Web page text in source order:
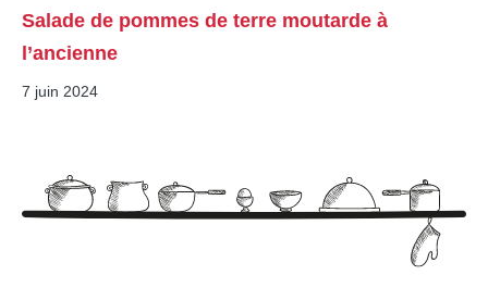
Salade de pommes de terre moutarde à
l’ancienne
7 juin 2024